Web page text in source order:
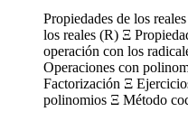
Propiedades de los
los reales (R) Ξ
operación con los
Operaciones con
Factorización Ξ
polinomios Ξ Método